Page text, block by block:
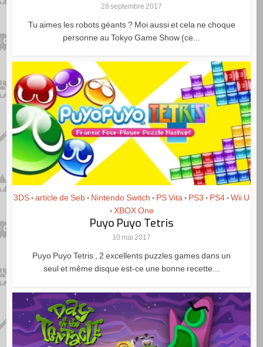
28 septembre 2017
Tu aimes les robots géants ? Moi aussi et cela ne choque
personne au Tokyo Game Show (ce...
3DS • article de Seb • Nintendo Switch • PS Vita • PS3 • PS4 • Wii U
• XBOX One
Puyo Puyo Tetris
10 mai 2017
Puyo Puyo Tetris , 2 excellents puzzles games dans un
seul et même disque est-ce une bonne recette...